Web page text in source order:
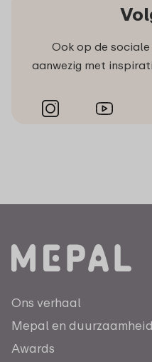
Ook op de
aanwezig met
Ons verhaal
Mepal en duurzaamheid
Awards